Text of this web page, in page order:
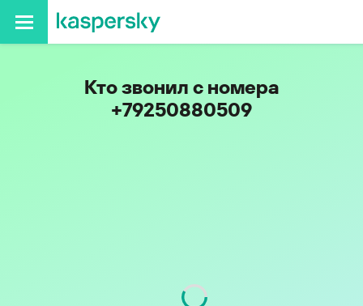
Кто звонил с номера
+79250880509